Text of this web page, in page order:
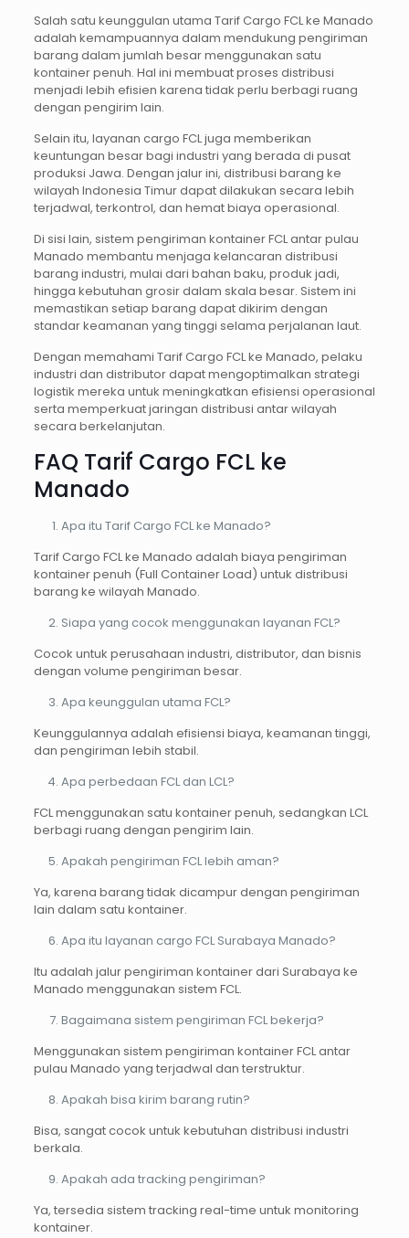
Salah satu keunggulan utama Tarif Cargo FCL ke Manado
adalah kemampuannya dalam mendukung pengiriman
barang dalam jumlah besar menggunakan satu
kontainer penuh. Hal ini membuat proses distribusi
menjadi lebih efisien karena tidak perlu berbagi ruang
dengan pengirim lain.
Selain itu, layanan cargo FCL juga memberikan
keuntungan besar bagi industri yang berada di pusat
produksi Jawa. Dengan jalur ini, distribusi barang ke
wilayah Indonesia Timur dapat dilakukan secara lebih
terjadwal, terkontrol, dan hemat biaya operasional.
Di sisi lain, sistem pengiriman kontainer FCL antar pulau
Manado membantu menjaga kelancaran distribusi
barang industri, mulai dari bahan baku, produk jadi,
hingga kebutuhan grosir dalam skala besar. Sistem ini
memastikan setiap barang dapat dikirim dengan
standar keamanan yang tinggi selama perjalanan laut.
Dengan memahami Tarif Cargo FCL ke Manado, pelaku
industri dan distributor dapat mengoptimalkan strategi
logistik mereka untuk meningkatkan efisiensi operasional
serta memperkuat jaringan distribusi antar wilayah
secara berkelanjutan.
FAQ Tarif Cargo FCL ke
Manado
Apa itu Tarif Cargo FCL ke Manado?
Tarif Cargo FCL ke Manado adalah biaya pengiriman
kontainer penuh (Full Container Load) untuk distribusi
barang ke wilayah Manado.
Siapa yang cocok menggunakan layanan FCL?
Cocok untuk perusahaan industri, distributor, dan bisnis
dengan volume pengiriman besar.
Apa keunggulan utama FCL?
Keunggulannya adalah efisiensi biaya, keamanan tinggi,
dan pengiriman lebih stabil.
Apa perbedaan FCL dan LCL?
FCL menggunakan satu kontainer penuh, sedangkan LCL
berbagi ruang dengan pengirim lain.
Apakah pengiriman FCL lebih aman?
Ya, karena barang tidak dicampur dengan pengiriman
lain dalam satu kontainer.
Apa itu layanan cargo FCL Surabaya Manado?
Itu adalah jalur pengiriman kontainer dari Surabaya ke
Manado menggunakan sistem FCL.
Bagaimana sistem pengiriman FCL bekerja?
Menggunakan sistem pengiriman kontainer FCL antar
pulau Manado yang terjadwal dan terstruktur.
Apakah bisa kirim barang rutin?
Bisa, sangat cocok untuk kebutuhan distribusi industri
berkala.
Apakah ada tracking pengiriman?
Ya, tersedia sistem tracking real-time untuk monitoring
kontainer.